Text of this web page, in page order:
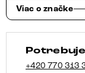
krížová
široká
oceľ
Viac o značke
+420 770 313